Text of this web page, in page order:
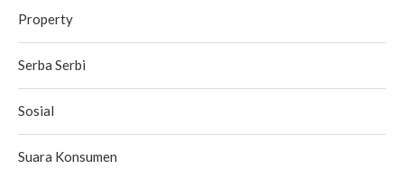
Property
Serba Serbi
Sosial
Suara Konsumen